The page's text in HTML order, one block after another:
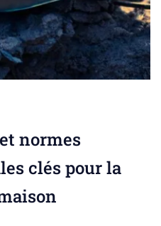
normes
clés pour la